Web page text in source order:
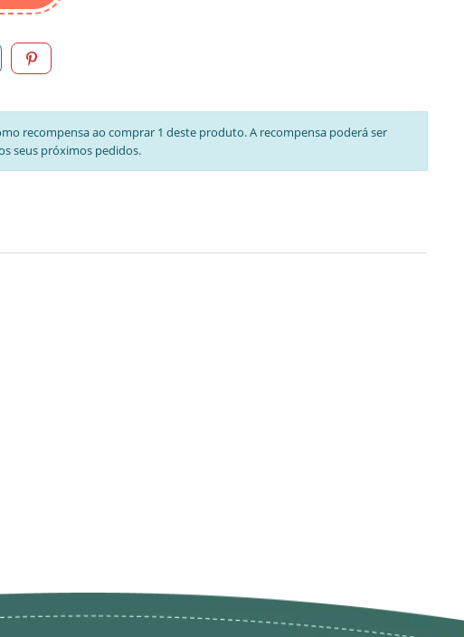
recompensa ao comprar 1 deste produto. A recompensa poderá ser
seus próximos pedidos.